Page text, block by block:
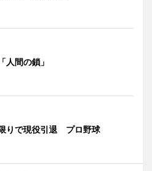
人間の鎖」
りで現役引退 プロ野球